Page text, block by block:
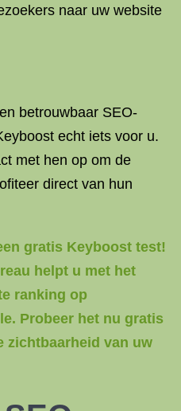
naar uw website
betrouwbaar SEO-
echt iets voor u.
met hen op om de
direct van hun
gratis Keyboost test!
helpt u met het
ranking op
Probeer het nu gratis
zichtbaarheid van uw